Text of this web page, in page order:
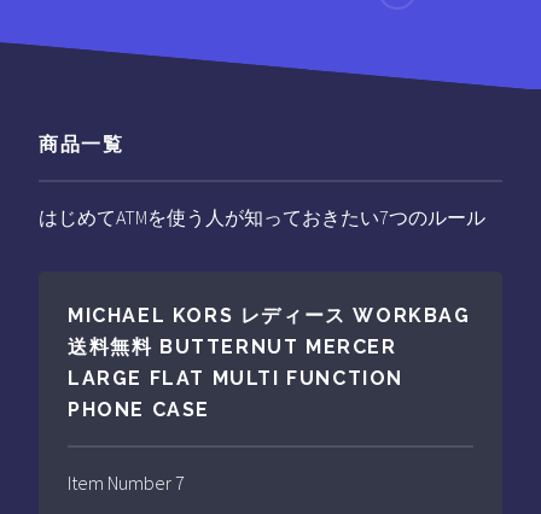
商品一覧
はじめてATMを使う人が知っておきたい7つのルール
MICHAEL KORS レディース WORKBAG
送料無料 BUTTERNUT MERCER
LARGE FLAT MULTI FUNCTION
PHONE CASE
Item Number 7